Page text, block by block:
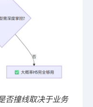
否撞线取决于业务